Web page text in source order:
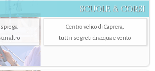
SCUOLE & CORSI
spiega
altro
Centro velico di Caprera,
tutti i segreti di acqua e vento